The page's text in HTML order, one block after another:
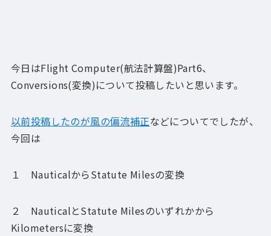
今日はFlight Computer(航法計算盤)Part6、
Conversions(変換)について投稿したいと思います。
以前投稿したのが風の偏流補正などについてでしたが、
今回は
１ NauticalからStatute Milesの変換
２ NauticalとStatute Milesのいずれかから
Kilometersに変換